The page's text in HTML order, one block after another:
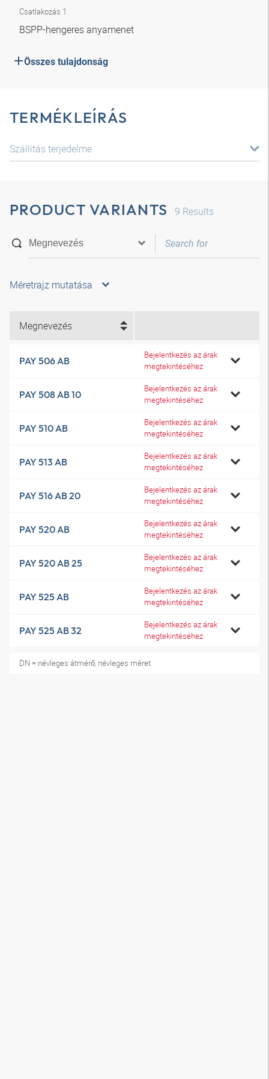
Csatlakozás 1
BSPP-hengeres anyamenet
Összes tulajdonság
TERMÉKLEÍRÁS
Szállítás terjedelme
PRODUCT VARIANTS 9 Results
Méretrajz mutatása
Megnevezés
PAY 506 AB
Bejelentkezés az árak
megtekintéséhez
PAY 508 AB 10
Bejelentkezés az árak
megtekintéséhez
PAY 510 AB
Bejelentkezés az árak
megtekintéséhez
PAY 513 AB
Bejelentkezés az árak
megtekintéséhez
PAY 516 AB 20
Bejelentkezés az árak
megtekintéséhez
PAY 520 AB
Bejelentkezés az árak
megtekintéséhez
PAY 520 AB 25
Bejelentkezés az árak
megtekintéséhez
PAY 525 AB
Bejelentkezés az árak
megtekintéséhez
PAY 525 AB 32
Bejelentkezés az árak
megtekintéséhez
DN = névleges átmérő, névleges méret